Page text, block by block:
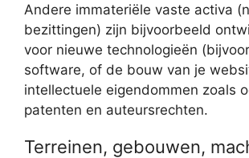
Andere immateriële vaste activa
bezittingen) zijn bijvoorbeeld
voor nieuwe technologieën
software, of de bouw van je
intellectuele eigendommen zoals
patenten en auteursrechten.
Terreinen, gebouwen,